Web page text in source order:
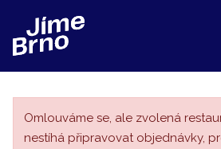
Omlouváme se, ale zvolená
nestíhá připravovat objednávky,